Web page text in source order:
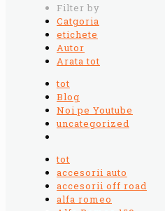
Filter by
Catgoria
etichete
Autor
Arata tot
tot
Blog
Noi pe Youtube
uncategorized
tot
accesorii auto
accesorii off road
alfa romeo